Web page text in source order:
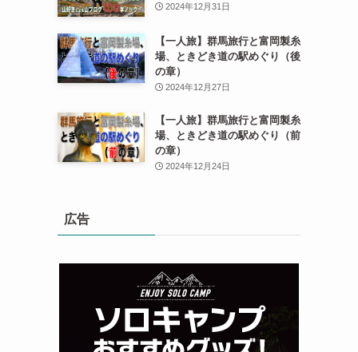
2024年12月31日
【一人旅】群馬旅行と富岡製糸
場、ときどき道の駅めぐり（後
の章）
2024年12月27日
【一人旅】群馬旅行と富岡製糸
場、ときどき道の駅めぐり（前
の章）
2024年12月24日
広告